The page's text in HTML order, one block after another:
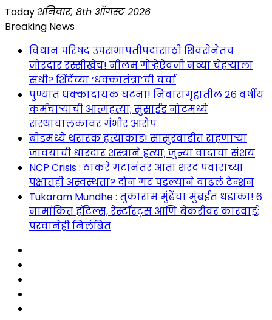
Skip
to
Today शनिवार, 8th ऑगस्ट 2026
Breaking News
विधान परिषद उपसभापतीपदासाठी शिवसेनेतच
जोरदार रस्सीखेच! नीलम गोऱ्हेंऐवजी नव्या चेहऱ्याला
संधी? शिंदेंच्या ‘धक्कातंत्रा’ची चर्चा
पुण्यात धक्कादायक घटना! निवारागृहातील २६ वर्षीय
कर्मचाऱ्याची आत्महत्या; सुसाईड नोटमध्ये
संस्थाचालकावर गंभीर आरोप
बीडमध्ये थरारक हत्याकांड! सासुरवाडीत राहणाऱ्या
जावयाची धारदार शस्त्राने हत्या; जुन्या वादाचा संशय
NCP Crisis : ठाकरे गटानंतर आता शरद पवारांच्या
पक्षातही अस्वस्थता? दोन गट पडल्याने वाढलं टेन्शन
Tukaram Mundhe : तुकाराम मुंढेंचा मुंबईत धडाका! ६
नामांकित हॉटेल्स, रेस्टॉरंट्स आणि बेकरींवर कारवाई;
परवानेही निलंबित